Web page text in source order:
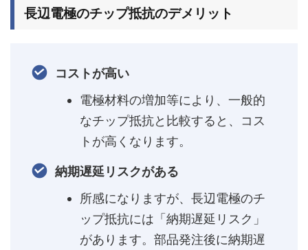
長辺電極のチップ抵抗のデメリット
コストが高い
電極材料の増加等により、一般的
なチップ抵抗と比較すると、コス
トが高くなります。
納期遅延リスクがある
所感になりますが、長辺電極のチ
ップ抵抗には「納期遅延リスク」
があります。部品発注後に納期遅